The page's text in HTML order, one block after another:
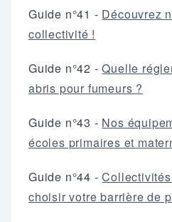
Guide n°41 - Découvrez
collectivité !
Guide n°42 -Quelle
abris pour fumeurs ?
Guide n°43 - Nos
écoles primaires et
Guide n°44 -
choisir votre barrière de